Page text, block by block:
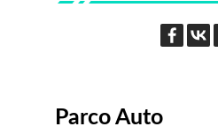
Parco Auto